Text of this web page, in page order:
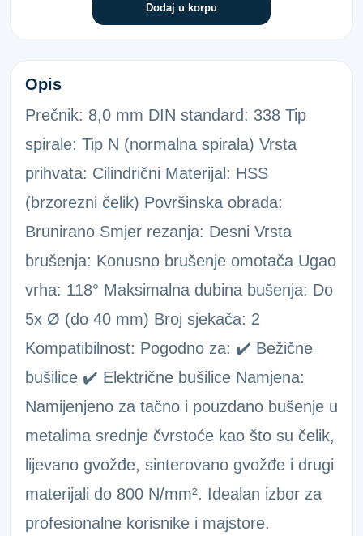
Dodaj u korpu
SPIR.VALJ.SVRD.338 HSS 8,0
Opis
Prečnik: 8,0 mm DIN standard: 338 Tip
spirale: Tip N (normalna spirala) Vrsta
prihvata: Cilindrični Materijal: HSS
(brzorezni čelik) Površinska obrada:
Brunirano Smjer rezanja: Desni Vrsta
brušenja: Konusno brušenje omotača Ugao
vrha: 118° Maksimalna dubina bušenja: Do
5x Ø (do 40 mm) Broj sjekača: 2
Kompatibilnost: Pogodno za: ✔️ Bežične
bušilice ✔️ Električne bušilice Namjena:
Namijenjeno za tačno i pouzdano bušenje u
metalima srednje čvrstoće kao što su čelik,
lijevano gvožđe, sinterovano gvožđe i drugi
materijali do 800 N/mm². Idealan izbor za
profesionalne korisnike i majstore.